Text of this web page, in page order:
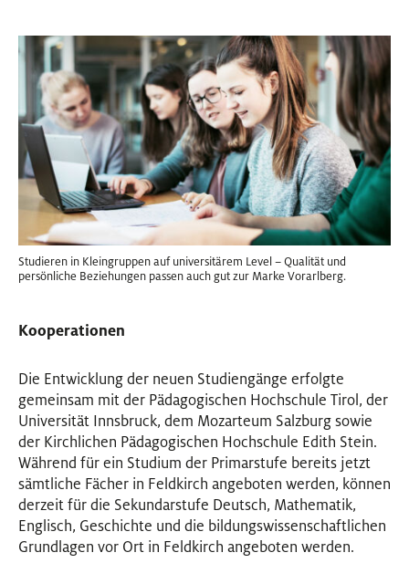
Studieren in Kleingruppen auf universitärem Level – Qualität und
persönliche Beziehungen passen auch gut zur Marke Vorarlberg.
Kooperationen
Die Entwicklung der neuen Studiengänge erfolgte
gemeinsam mit der Pädagogischen Hochschule Tirol, der
Universität Innsbruck, dem Mozarteum Salzburg sowie
der Kirchlichen Pädagogischen Hochschule Edith Stein.
Während für ein Studium der Primarstufe bereits jetzt
sämtliche Fächer in Feldkirch angeboten werden, können
derzeit für die Sekundarstufe Deutsch, Mathematik,
Englisch, Geschichte und die bildungswissenschaftlichen
Grundlagen vor Ort in Feldkirch angeboten werden.